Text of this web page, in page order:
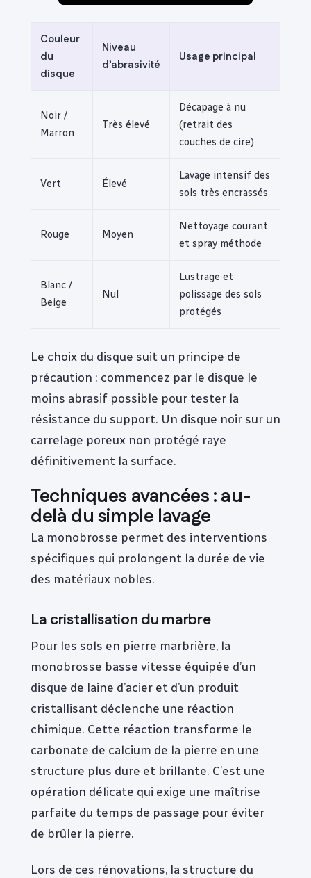
Couleur
du
disque
Niveau
d’abrasivité
Usage principal
Noir /
Marron
Très élevé
Décapage à nu
(retrait des
couches de cire)
Vert Élevé
Lavage intensif des
sols très encrassés
Rouge Moyen
Nettoyage courant
et spray méthode
Blanc /
Beige
Nul
Lustrage et
polissage des sols
protégés
Le choix du disque suit un principe de
précaution : commencez par le disque le
moins abrasif possible pour tester la
résistance du support. Un disque noir sur un
carrelage poreux non protégé raye
définitivement la surface.
Techniques avancées : au-
delà du simple lavage
La monobrosse permet des interventions
spécifiques qui prolongent la durée de vie
des matériaux nobles.
La cristallisation du marbre
Pour les sols en pierre marbrière, la
monobrosse basse vitesse équipée d’un
disque de laine d’acier et d’un produit
cristallisant déclenche une réaction
chimique. Cette réaction transforme le
carbonate de calcium de la pierre en une
structure plus dure et brillante. C’est une
opération délicate qui exige une maîtrise
parfaite du temps de passage pour éviter
de brûler la pierre.
Lors de ces rénovations, la structure du